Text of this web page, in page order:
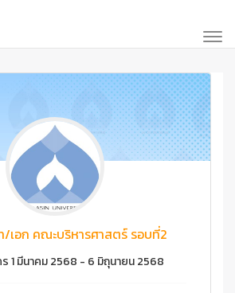
อก คณะบริหารศาสตร์ รอบที่2
1 มีนาคม 2568 - 6 มิถุนายน 2568